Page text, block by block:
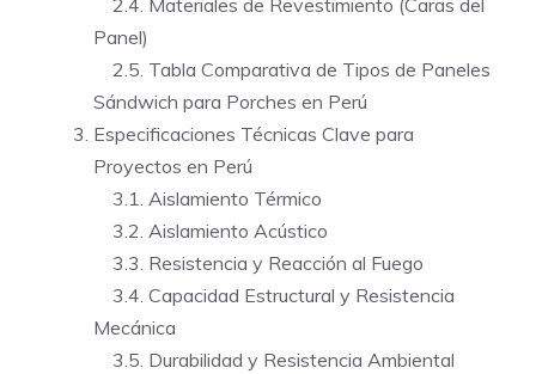
2.4. Materiales de Revestimiento (Caras del
Panel)
2.5. Tabla Comparativa de Tipos de Paneles
Sándwich para Porches en Perú
Especificaciones Técnicas Clave para
Proyectos en Perú
3.1. Aislamiento Térmico
3.2. Aislamiento Acústico
3.3. Resistencia y Reacción al Fuego
3.4. Capacidad Estructural y Resistencia
Mecánica
3.5. Durabilidad y Resistencia Ambiental